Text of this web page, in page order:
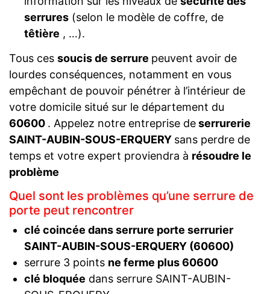
serrures(selon le modèle de coffre, de
têtière , …).
Tous ces soucis de serrure peuvent avoir de
lourdes conséquences, notamment en vous
empêchant de pouvoir pénétrer à l’intérieur de
votre domicile situé sur le département du
60600 . Appelez notre entreprise deserrurerie
SAINT-AUBIN-SOUS-ERQUERY sans perdre de
temps et votre expert proviendra à résoudre le
problème
Quel sont les problèmes qu’une serrure de
porte peut rencontrer
clé coincée dans serrure porte serrurier
SAINT-AUBIN-SOUS-ERQUERY (60600)
serrure 3 points ne ferme plus 60600
clé bloquée dans serrure SAINT-AUBIN-